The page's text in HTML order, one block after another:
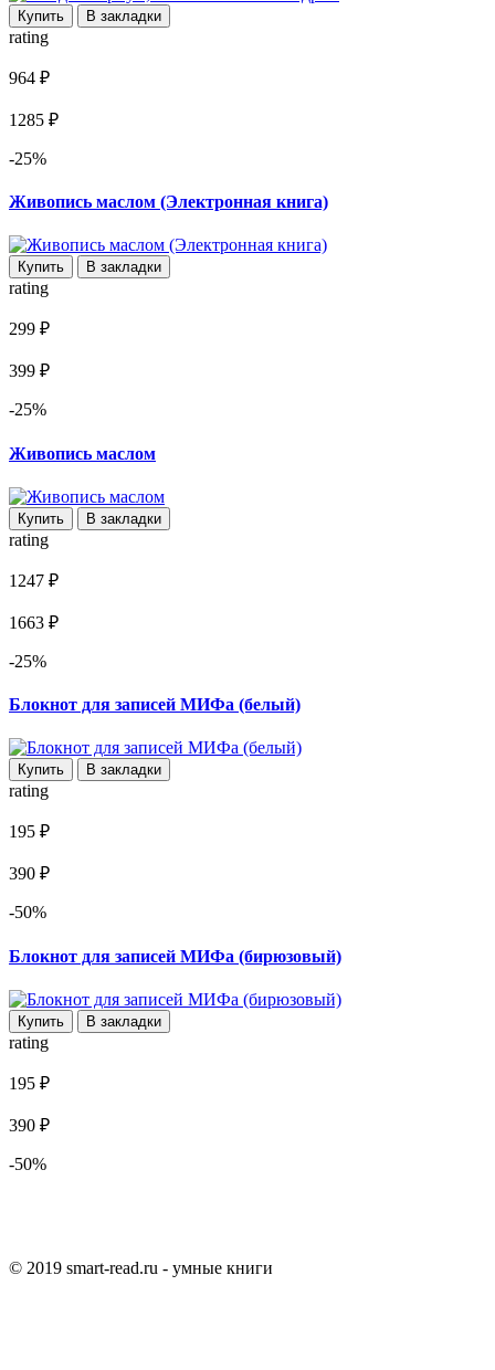
Купить В закладки
rating
964 ₽
1285 ₽
-25%
Живопись маслом (Электронная книга)
Купить В закладки
rating
299 ₽
399 ₽
-25%
Живопись маслом
Купить В закладки
rating
1247 ₽
1663 ₽
-25%
Блокнот для записей МИФа (белый)
Купить В закладки
rating
195 ₽
390 ₽
-50%
Блокнот для записей МИФа (бирюзовый)
Купить В закладки
rating
195 ₽
390 ₽
-50%
© 2019 smart-read.ru - умные книги